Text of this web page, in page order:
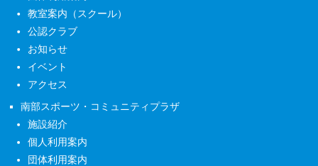
教室案内（スクール）
公認クラブ
お知らせ
イベント
アクセス
南部スポーツ・コミュニティプラザ
施設紹介
個人利用案内
団体利用案内